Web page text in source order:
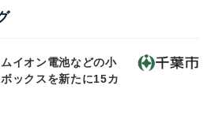
イオン電池などの小
ックスを新たに15カ